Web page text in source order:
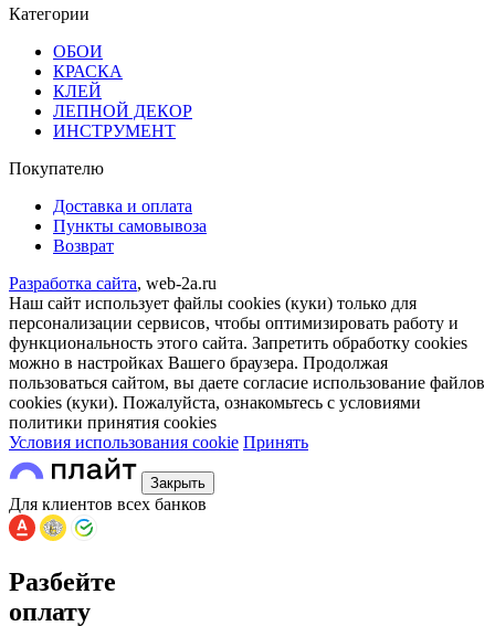
Категории
ОБОИ
КРАСКА
КЛЕЙ
ЛЕПНОЙ ДЕКОР
ИНСТРУМЕНТ
Покупателю
Доставка и оплата
Пункты самовывоза
Возврат
Разработка сайта, web-2a.ru
Наш сайт использует файлы cookies (куки) только для
персонализации сервисов, чтобы оптимизировать работу и
функциональность этого сайта. Запретить обработку cookies
можно в настройках Вашего браузера. Продолжая
пользоваться сайтом, вы даете согласие использование файлов
cookies (куки). Пожалуйста, ознакомьтесь с условиями
политики принятия сookies
Условия использования cookie Принять
Закрыть
Для клиентов всех банков
Разбейте
оплату